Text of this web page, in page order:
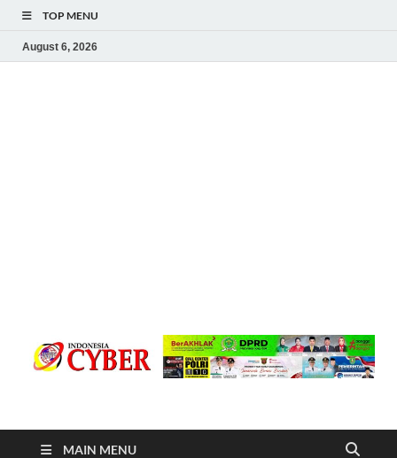
TOP MENU
August 6, 2026
Indonesia Cyber
MAIN MENU